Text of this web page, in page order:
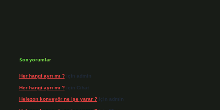
Son yorumlar
Her hangi ayrı mı ?için admin
Her hangi ayrı mı ?için Cihat
Helezon konveyör ne işe yarar ?için admin